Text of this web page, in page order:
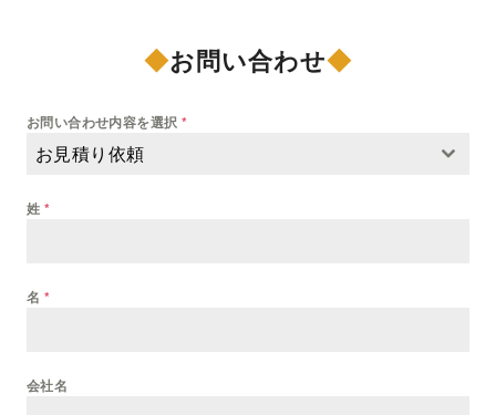
◆お問い合わせ◆
お問い合わせ内容を選択 *
お見積り依頼
姓 *
名 *
会社名